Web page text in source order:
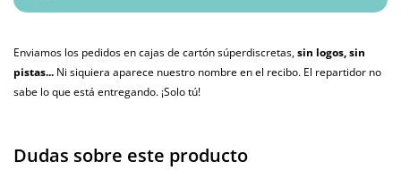
Enviamos los pedidos en cajas de cartón súperdiscretas,sin logos, sin
pistas... Ni siquiera aparece nuestro nombre en el recibo. El repartidor no
sabe lo que está entregando. ¡Solo tú!
Dudas sobre este producto